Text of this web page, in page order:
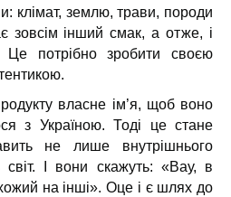
клімат, землю, трави, породи
зовсім інший смак, а отже, і
потрібно зробити своєю
власне ім’я, щоб воно
з Україною. Тоді це стане
не лише внутрішнього
І вони скажуть: «Вау, в
на інші». Оце і є шлях до